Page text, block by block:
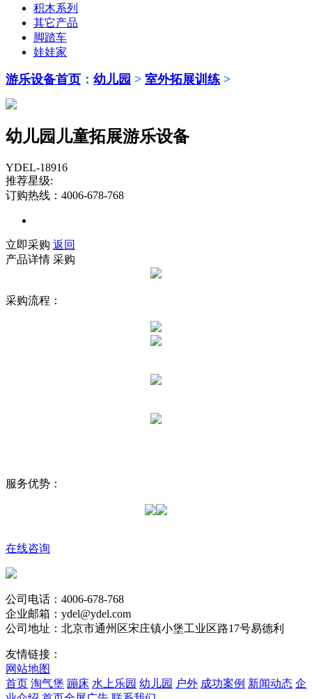
积木系列
其它产品
脚踏车
娃娃家
游乐设备首页 ： 幼儿园 > 室外拓展训练 >
幼儿园儿童拓展游乐设备
YDEL-18916
推荐星级:
订购热线：4006-678-768
立即采购 返回
产品详情 采购
采购流程：
服务优势：
在线咨询
公司电话：4006-678-768
企业邮箱：ydel@ydel.com
公司地址：北京市通州区宋庄镇小堡工业区路17号易德利
友情链接：
网站地图
首页 淘气堡 蹦床 水上乐园 幼儿园 户外 成功案例 新闻动态 企